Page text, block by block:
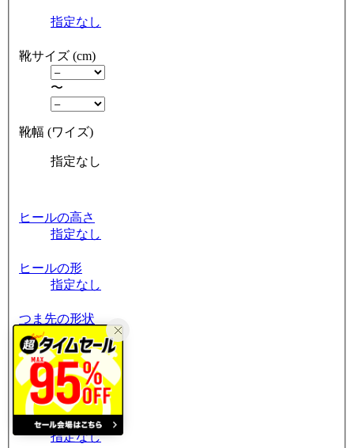
指定なし
靴サイズ (cm)
〜
靴幅 (ワイズ)
指定なし
ヒールの高さ
指定なし
ヒールの形
指定なし
つま先の形状
指定なし
筒周り
指定なし
素材
指定なし